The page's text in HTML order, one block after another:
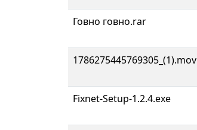
Говно говно.rar
1786275445769305_(1).mov
Fixnet-Setup-1.2.4.exe